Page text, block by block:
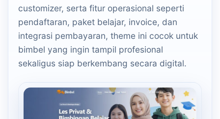
customizer, serta fitur operasional seperti
pendaftaran, paket belajar, invoice, dan
integrasi pembayaran, theme ini cocok untuk
bimbel yang ingin tampil profesional
sekaligus siap berkembang secara digital.